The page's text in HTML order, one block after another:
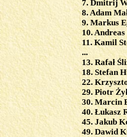
7. Dmitrij
8. Adam
9. Markus
10.
11. Kamil
...
13. Rafał
18. Stefan
22.
29. Piotr
30. Marcin
40. Łukasz
45. Jakub
49. Dawid